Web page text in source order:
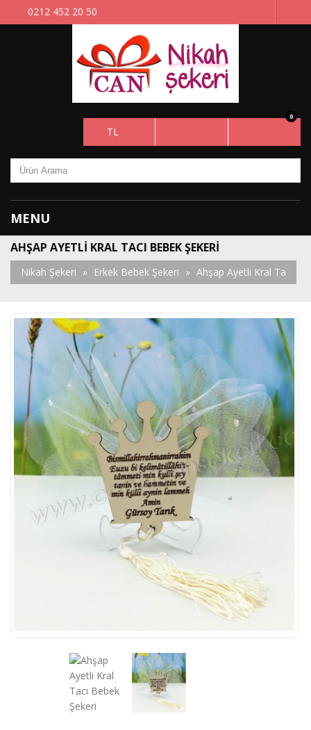
0212 452 20 50
TL
0
MENU
Nikah Şekeri » Erkek Bebek Şekeri » Ahşap Ayetli Kral Ta
AHŞAP AYETLI KRAL TACI BEBEK ŞEKERI